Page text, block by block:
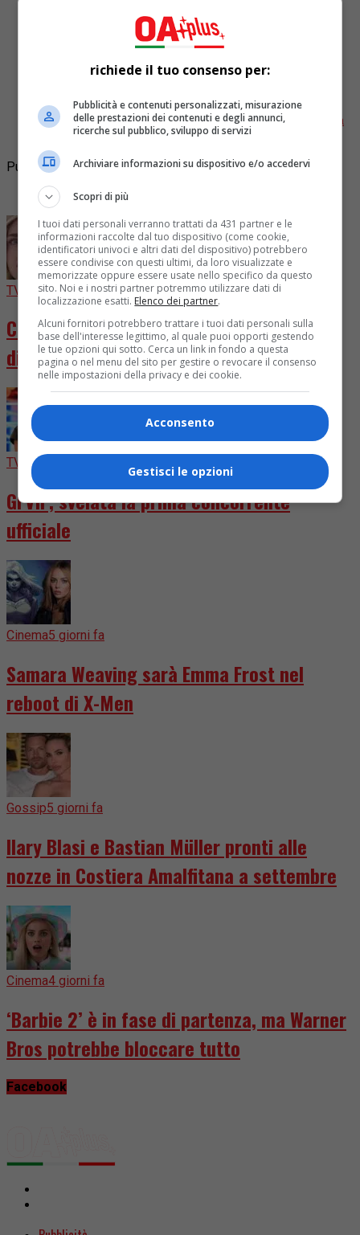
61 artisti verso Musicultura 2022!
Scopriamoli con una playlist
Ecco riuniti i 61 artisti scelti per le audizioni dal vivo
della Rassegna Musicultura, Festival dedicato alla
giovane canzone d’autore. Presenti anche Cassandra
Raffaele e Francesco...
Pubblicità
I più letti
TV 5 giorni fa
Chiara Ferragni diventa attrice in “Come
distruggere l’ex”
TV 4 giorni fa
GFVIP, svelata la prima concorrente
ufficiale
Cinema5 giorni fa
Samara Weaving sarà Emma Frost nel
reboot di X-Men
Gossip5 giorni fa
Ilary Blasi e Bastian Müller pronti alle
nozze in Costiera Amalfitana a settembre
Cinema4 giorni fa
‘Barbie 2’ è in fase di partenza, ma Warner
Bros potrebbe bloccare tutto
Facebook
richiede il tuo consenso per:
Pubblicità e contenuti personalizzati, misurazione
delle prestazioni dei contenuti e degli annunci,
ricerche sul pubblico, sviluppo di servizi
Archiviare informazioni su dispositivo e/o accedervi
Scopri di più
I tuoi dati personali verranno trattati da 431 partner e le
informazioni raccolte dal tuo dispositivo (come cookie,
identificatori univoci e altri dati del dispositivo) potrebbero
essere condivise con questi ultimi, da loro visualizzate e
memorizzate oppure essere usate nello specifico da questo
sito. Noi e i nostri partner potremmo utilizzare dati di
localizzazione esatti. Elenco dei partner.
Alcuni fornitori potrebbero trattare i tuoi dati personali sulla
base dell'interesse legittimo, al quale puoi opporti gestendo
le tue opzioni qui sotto. Cerca un link in fondo a questa
pagina o nel menu del sito per gestire o revocare il consenso
nelle impostazioni della privacy e dei cookie.
Acconsento
Gestisci le opzioni